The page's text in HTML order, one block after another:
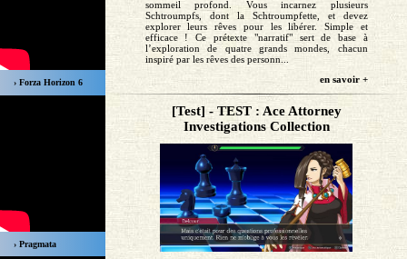
› Forza Horizon 6
› Pragmata
sommeil profond. Vous incarnez plusieurs
Schtroumpfs, dont la Schtroumpfette, et devez
explorer leurs rêves pour les libérer. Simple et
efficace ! Ce prétexte "narratif" sert de base à
l’exploration de quatre grands mondes, chacun
inspiré par les rêves des personn...
en savoir +
[Test] - TEST : Ace Attorney
Investigations Collection